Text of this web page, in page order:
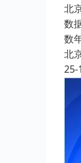
北
数
数
北
25-